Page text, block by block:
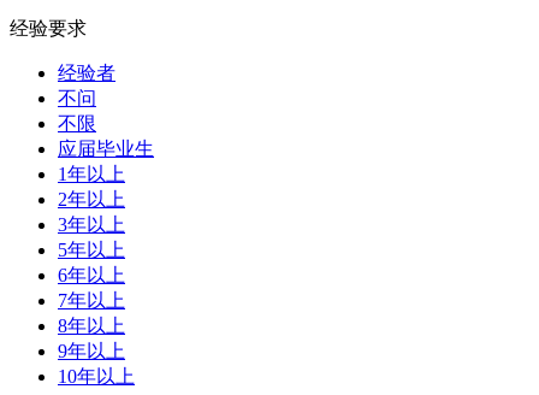
经验要求
经验者
不问
不限
应届毕业生
1年以上
2年以上
3年以上
5年以上
6年以上
7年以上
8年以上
9年以上
10年以上